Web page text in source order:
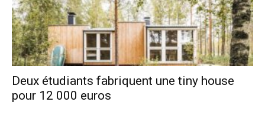
Deux étudiants fabriquent une tiny house
pour 12 000 euros